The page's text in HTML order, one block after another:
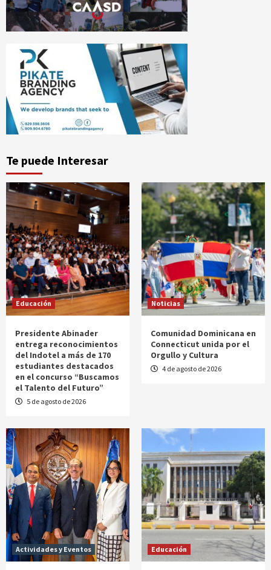
Te puede Interesar
Educación
Presidente Abinader
entrega reconocimientos
del Indotel a más de 170
estudiantes destacados
en el concurso “Buscamos
el Talento del Futuro”
5 de agosto de 2026
Noticias
Comunidad Dominicana en
Connecticut unida por el
Orgullo y Cultura
4 de agosto de 2026
Actividades y Eventos Educación